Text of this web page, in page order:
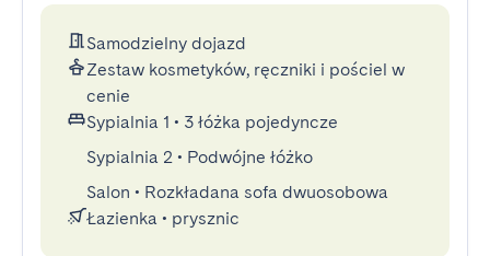
Samodzielny dojazd
Zestaw kosmetyków, ręczniki i pościel w
cenie
Sypialnia 1 • 3 łóżka pojedyncze
Sypialnia 2 • Podwójne łóżko
Salon • Rozkładana sofa dwuosobowa
Łazienka • prysznic